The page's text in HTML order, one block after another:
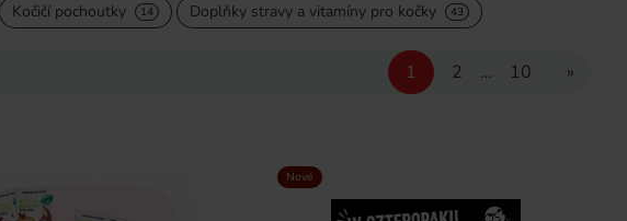
Kočičí pochoutky 14 Doplňky stravy a vitamíny pro kočky 43
1 2 … 10 »
Nové